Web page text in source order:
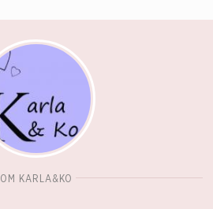
OM KARLA&KO